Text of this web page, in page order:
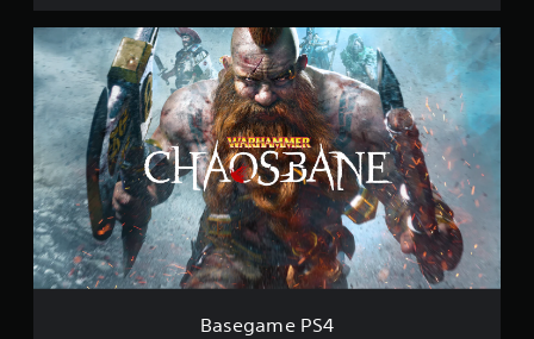
B
a
s
e
g
m
e
P
S
4
Basegame PS4